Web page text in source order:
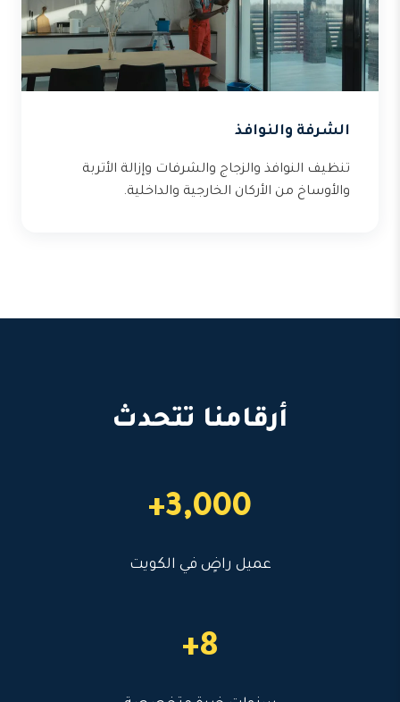
الشرفة والنوافذ
تنظيف النوافذ والزجاج والشرفات وإزالة الأتربة
والأوساخ من الأركان الخارجية والداخلية.
أرقامنا تتحدث
3,000+
عميل راضٍ في الكويت
8+